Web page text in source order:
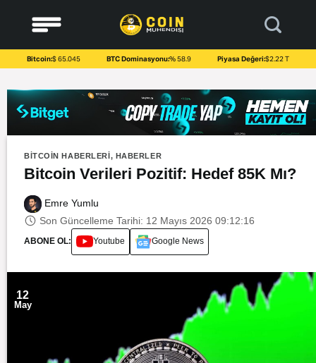
content
Bitcoin:$ 65.045 BTC Dominasyonu:% 58.9 Piyasa Değeri:$2.22 T
BITCOIN HABERLERI, HABERLER
Bitcoin Verileri Pozitif: Hedef 85K Mı?
Emre Yumlu
Son Güncelleme Tarihi: 12 Mayıs 2026 09:12:16
ABONE OL: Youtube Google News
12
May